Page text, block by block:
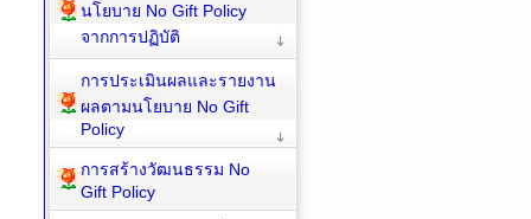
นโยบาย No Gift Policy
จากการปฏิบัติ
การประเมินผลและรายงาน
ผลตามนโยบาย No Gift
Policy
การสร้างวัฒนธรรม No
Gift Policy